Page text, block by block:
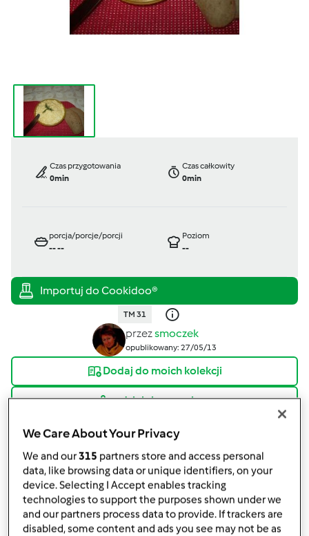
Czas przygotowania
0min
Czas całkowity
0min
porcja/porcje/porcji
----
Poziom
--
TM 31
przezsmoczek
opublikowany: 27/05/13
Dodaj do moich kolekcji
podziel się przepisem
Składniki
We Care About Your Privacy
We and our315 partners store and access personal
data, like browsing data or unique identifiers, on your
device. Selecting I Accept enables tracking
technologies to support the purposes shown under we
and our partners process data to provide. If trackers are
disabled, some content and ads you see may not be as